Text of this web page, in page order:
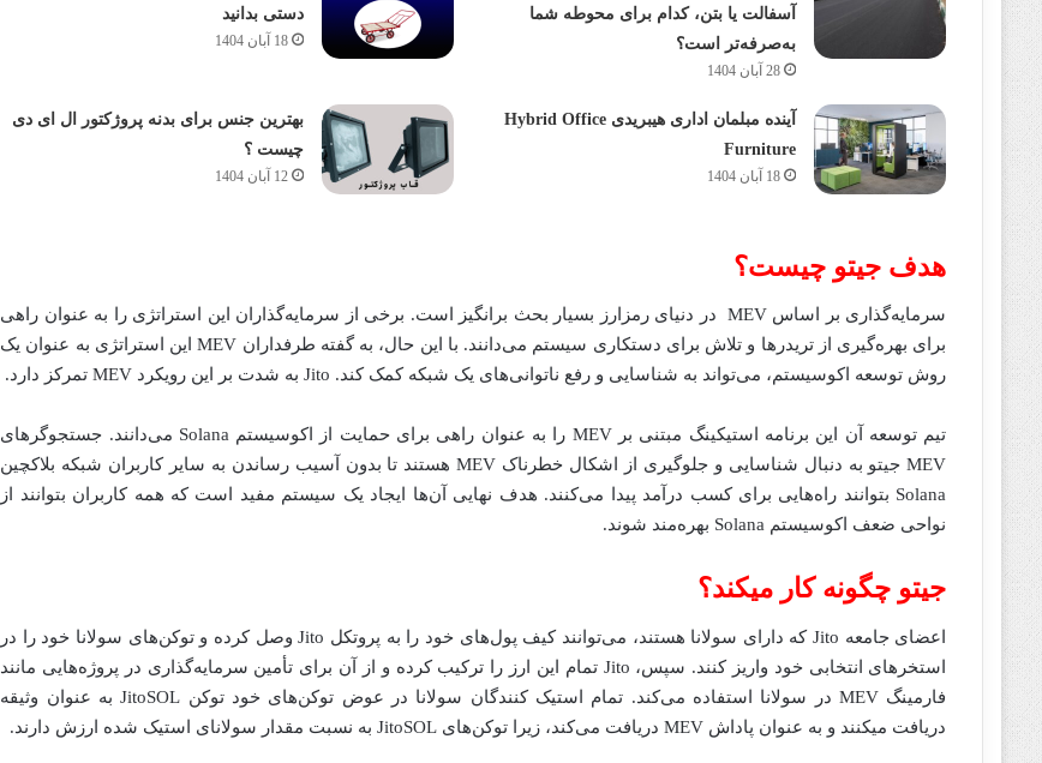
آسفالت یا بتن، کدام برای محوطه شما
به‌صرفه‌تر است؟
28 آبان 1404
دستی بدانید
18 آبان 1404
آینده مبلمان اداری هیبریدی Hybrid Office
Furniture
18 آبان 1404
بهترین جنس برای بدنه پروژکتور ال ای دی
چیست ؟
12 آبان 1404
هدف جیتو چیست؟
سرمایه‌گذاری بر اساس MEV در دنیای رمزارز بسیار بحث برانگیز است. برخی از سرمایه‌گذاران این استراتژی را به عنوان راهی
برای بهره‌گیری از تریدرها و تلاش برای دستکاری سیستم می‌دانند. با این حال، به گفته طرفداران MEV این استراتژی به عنوان یک
روش توسعه اکوسیستم، می‌تواند به شناسایی و رفع ناتوانی‌های یک شبکه کمک کند. Jito به شدت بر این رویکرد MEV تمرکز دارد.
تیم توسعه آن این برنامه استیکینگ مبتنی بر MEV را به عنوان راهی برای حمایت از اکوسیستم Solana می‌دانند. جستجوگرهای
MEV جیتو به دنبال شناسایی و جلوگیری از اشکال خطرناک MEV هستند تا بدون آسیب رساندن به سایر کاربران شبکه بلاکچین
Solana بتوانند راه‌هایی برای کسب درآمد پیدا می‌کنند. هدف نهایی آن‌ها ایجاد یک سیستم مفید است که همه کاربران بتوانند از
نواحی ضعف اکوسیستم Solana بهره‌مند شوند.
جیتو چگونه کار میکند؟
اعضای جامعه Jito که دارای سولانا هستند، می‌توانند کیف پول‌های خود را به پروتکل Jito وصل کرده و توکن‌های سولانا خود را در
استخرهای انتخابی خود واریز کنند. سپس، Jito تمام این ارز را ترکیب کرده و از آن برای تأمین سرمایه‌گذاری در پروژه‌هایی مانند
فارمینگ MEV در سولانا استفاده می‌کند. تمام استیک کنندگان سولانا در عوض توکن‌های خود توکن‌ JitoSOL به عنوان وثیقه
دریافت میکنند و به عنوان پاداش MEV دریافت می‌کند، زیرا توکن‌های JitoSOL به نسبت مقدار سولانای استیک شده ارزش دارند.